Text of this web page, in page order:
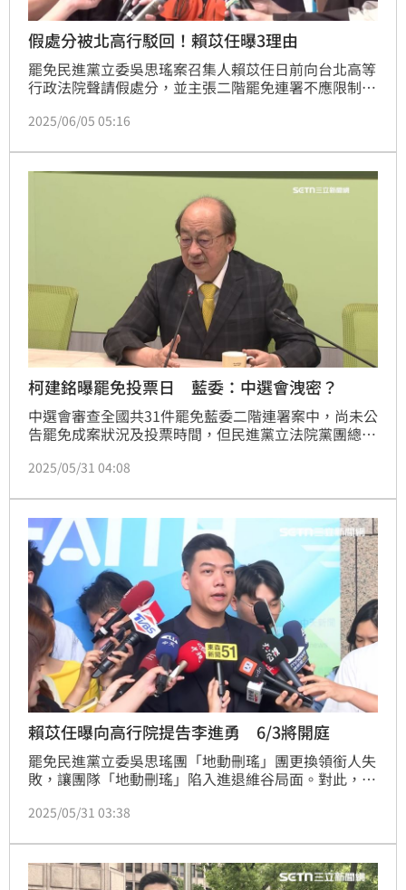
假處分被北高行駁回！賴苡任曝3理由
罷免民進黨立委吳思瑤案召集人賴苡任日前向台北高等
行政法院聲請假處分，並主張二階罷免連署不應限制於
日）下午表示，「裁定出來了，我們被駁回」，被駁回
銜人可否自動遞補為領銜人，無需1/2提議人同意，要
由備補領銜人自己來告；3、尚未送件遭到拒收就提暫
時處分，是「預先司法審判」，因此要避免司法權過早
2025/06/05 05:16
柯建銘曝罷免投票日 藍委：中選會洩密？
中選會審查全國共31件罷免藍委二階連署案中，尚未公
告罷免成案狀況及投票時間，但民進黨立法院黨團總召
月26日與8月23日。對此，國民黨立委王鴻薇今（31
日，請問中選會主委李進勇晚上都在跟柯報告嗎？難道
柯已經作為中選會太上皇，所以她要求檢調去調查中選
會有無洩密、勾結問題。
2025/05/31 04:08
賴苡任曝向高行院提告李進勇 6/3將開庭
罷免民進黨立委吳思瑤團「地動刪瑤」團更換領銜人失
敗，讓團隊「地動刪瑤」陷入進退維谷局面。對此，
等行政法院提訴訟，下周二（6月3日）會開庭，相對人
連署人送件，而不應該限制單一的領銜人。
2025/05/31 03:38